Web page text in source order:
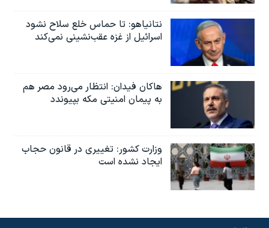
نتانیاهو: تا حماس خلع سلاح نشود
اسرائیل از غزه عقب‌نشینی نمی‌کند
هاکان فیدان: انتظار می‌رود مصر هم
به پیمان امنیتی مکه بپیوندد
وزارت کشور: تغییری در قانون حجاب
ایجاد نشده است